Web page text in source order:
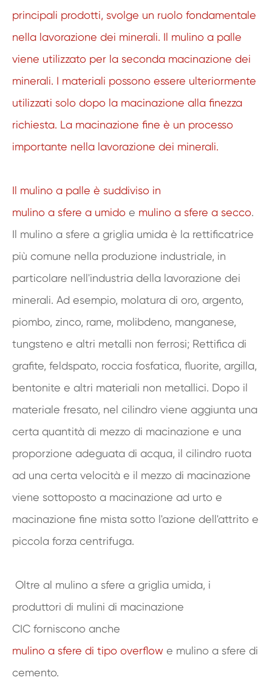
principali prodotti, svolge un ruolo fondamentale
nella lavorazione dei minerali. Il mulino a palle
viene utilizzato per la seconda macinazione dei
minerali. I materiali possono essere ulteriormente
utilizzati solo dopo la macinazione alla finezza
richiesta. La macinazione fine è un processo
importante nella lavorazione dei minerali.
Il mulino a palle è suddiviso in
mulino a sfere a umido e mulino a sfere a secco.
Il mulino a sfere a griglia umida è la rettificatrice
più comune nella produzione industriale, in
particolare nell'industria della lavorazione dei
minerali. Ad esempio, molatura di oro, argento,
piombo, zinco, rame, molibdeno, manganese,
tungsteno e altri metalli non ferrosi; Rettifica di
grafite, feldspato, roccia fosfatica, fluorite, argilla,
bentonite e altri materiali non metallici. Dopo il
materiale fresato, nel cilindro viene aggiunta una
certa quantità di mezzo di macinazione e una
proporzione adeguata di acqua, il cilindro ruota
ad una certa velocità e il mezzo di macinazione
viene sottoposto a macinazione ad urto e
macinazione fine mista sotto l'azione dell'attrito e
piccola forza centrifuga.
Oltre al mulino a sfere a griglia umida, i
produttori di mulini di macinazione
CIC forniscono anche
mulino a sfere di tipo overflow e mulino a sfere di
cemento.